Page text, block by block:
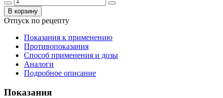
В корзину
Отпуск по рецепту
Показания к применению
Противопоказания
Способ применения и дозы
Аналоги
Подробное описание
Показания